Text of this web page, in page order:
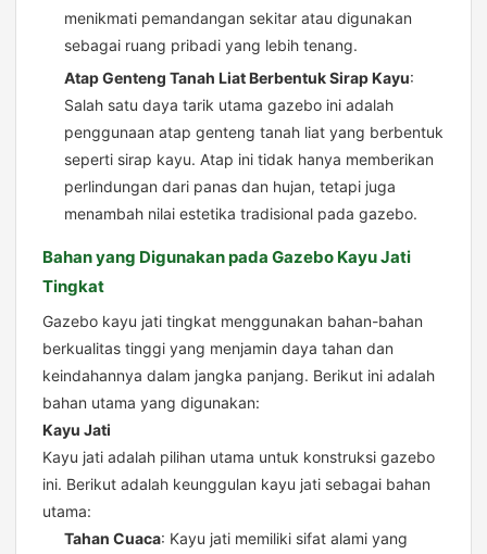
menikmati pemandangan sekitar atau digunakan
sebagai ruang pribadi yang lebih tenang.
Atap Genteng Tanah Liat Berbentuk Sirap Kayu:
Salah satu daya tarik utama gazebo ini adalah
penggunaan atap genteng tanah liat yang berbentuk
seperti sirap kayu. Atap ini tidak hanya memberikan
perlindungan dari panas dan hujan, tetapi juga
menambah nilai estetika tradisional pada gazebo.
Bahan yang Digunakan pada Gazebo Kayu Jati
Tingkat
Gazebo kayu jati tingkat menggunakan bahan-bahan
berkualitas tinggi yang menjamin daya tahan dan
keindahannya dalam jangka panjang. Berikut ini adalah
bahan utama yang digunakan:
Kayu Jati
Kayu jati adalah pilihan utama untuk konstruksi gazebo
ini. Berikut adalah keunggulan kayu jati sebagai bahan
utama:
Tahan Cuaca: Kayu jati memiliki sifat alami yang